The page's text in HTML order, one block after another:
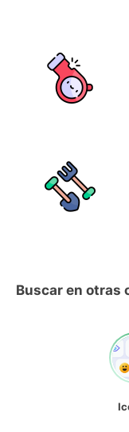
Buscar en otras